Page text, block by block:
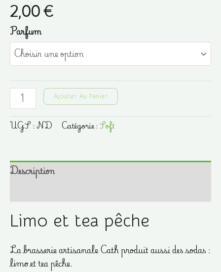
2,00€
Parfum
quantité
de
Limo
pêche
Ajouter Au Panier
UGS :ND Catégorie :Soft
Description
Limo et tea pêche
La brasserie artisanale Cath produit aussi des sodas :
limo et tea pêche.